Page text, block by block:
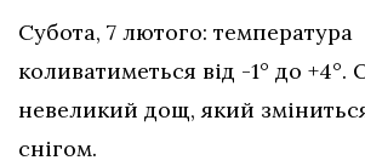
Субота, 7 лютого: температура
коливатиметься від -1° до +4°.
невеликий дощ, який
снігом.